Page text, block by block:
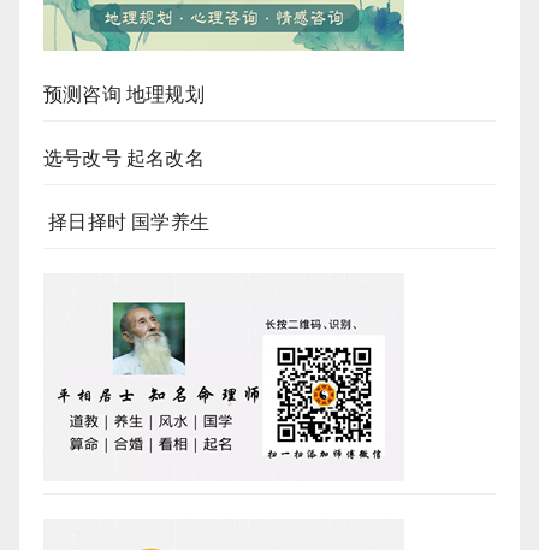
预测咨询 地理规划
选号改号 起名改名
择日择时 国学养生